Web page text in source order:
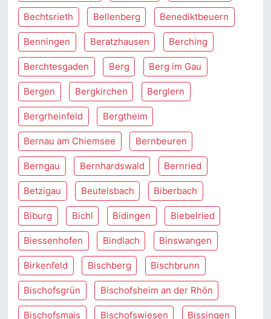
Bechtsrieth Bellenberg Benediktbeuern
Benningen Beratzhausen Berching
Berchtesgaden Berg Berg im Gau
Bergen Bergkirchen Berglern
Bergrheinfeld Bergtheim
Bernau am Chiemsee Bernbeuren
Berngau Bernhardswald Bernried
Betzigau Beutelsbach Biberbach
Biburg Bichl Bidingen Biebelried
Biessenhofen Bindlach Binswangen
Birkenfeld Bischberg Bischbrunn
Bischofsgrün Bischofsheim an der Rhön
Bischofsmais Bischofswiesen Bissingen